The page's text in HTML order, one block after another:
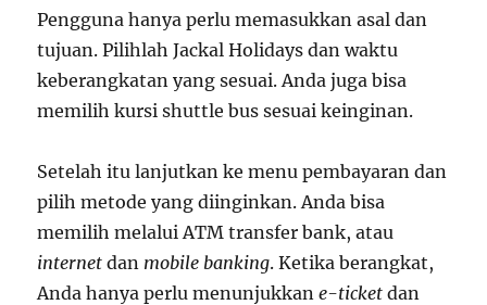
Pengguna hanya perlu memasukkan asal dan
tujuan. Pilihlah Jackal Holidays dan waktu
keberangkatan yang sesuai. Anda juga bisa
memilih kursi shuttle bus sesuai keinginan.
Setelah itu lanjutkan ke menu pembayaran dan
pilih metode yang diinginkan. Anda bisa
memilih melalui ATM transfer bank, atau
internet dan mobile banking. Ketika berangkat,
Anda hanya perlu menunjukkane-ticket dan